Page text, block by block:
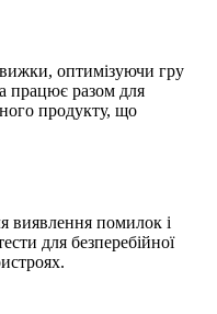
оптимізуючи гру
працює разом для
продукту, що
виявлення помилок і
для безперебійної